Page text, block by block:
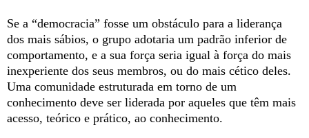
Se a “democracia” fosse um obstáculo para a liderança
dos mais sábios, o grupo adotaria um padrão inferior de
comportamento, e a sua força seria igual à força do mais
inexperiente dos seus membros, ou do mais cético deles.
Uma comunidade estruturada em torno de um
conhecimento deve ser liderada por aqueles que têm mais
acesso, teórico e prático, ao conhecimento.